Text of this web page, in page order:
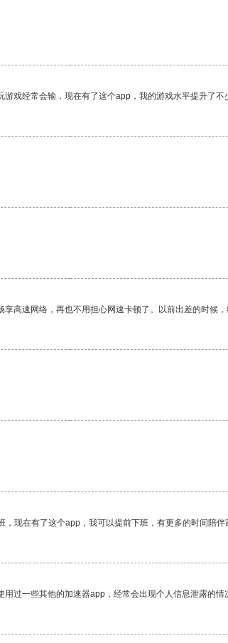
戏经常会输，现在有了这个app，我的游戏水平提升了不
高速网络，再也不用担心网速卡顿了。以前出差的时候
现在有了这个app，我可以提前下班，有更多的时间陪伴
过一些其他的加速器app，经常会出现个人信息泄露的情